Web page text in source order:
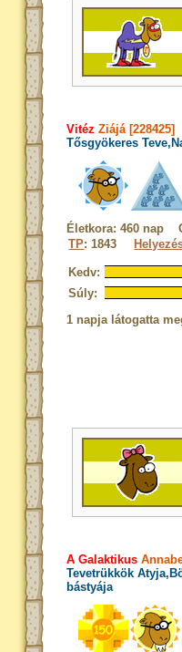
Vitéz Ziájá [228425]
Tősgyökeres
Életkora: 460 nap
TP: 1843
Kedv:
Súly:
1 napja látogatta
A Galaktikus
Tevetrükkök
bástyája